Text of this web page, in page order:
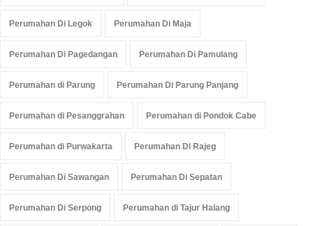
Perumahan Di Legok Perumahan Di Maja
Perumahan Di Pagedangan Perumahan Di Pamulang
Perumahan di Parung Perumahan Di Parung Panjang
Perumahan di Pesanggrahan Perumahan di Pondok Cabe
Perumahan di Purwakarta Perumahan Di Rajeg
Perumahan Di Sawangan Perumahan Di Sepatan
Perumahan Di Serpong Perumahan di Tajur Halang